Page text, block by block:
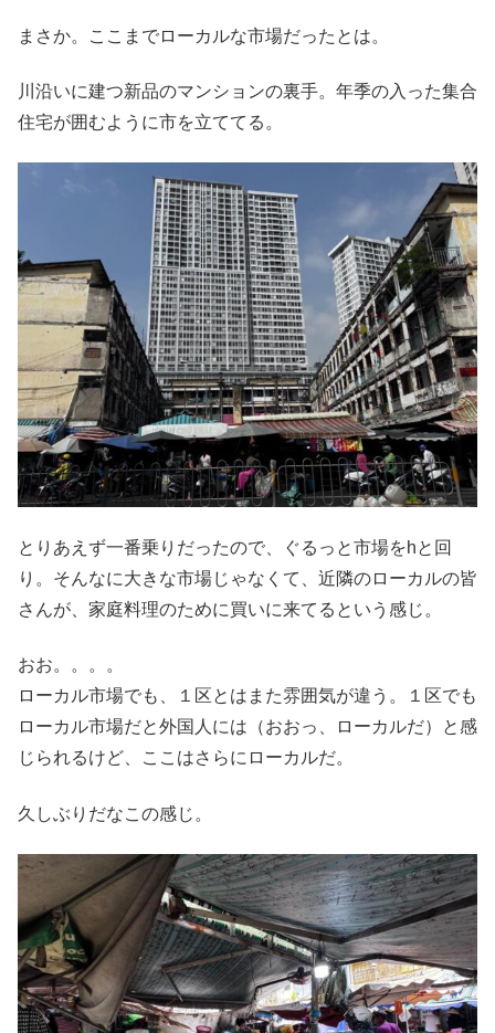
まさか。ここまでローカルな市場だったとは。
川沿いに建つ新品のマンションの裏手。年季の入った集合
住宅が囲むように市を立ててる。
とりあえず一番乗りだったので、ぐるっと市場をhと回
り。そんなに大きな市場じゃなくて、近隣のローカルの皆
さんが、家庭料理のために買いに来てるという感じ。
おお。。。。
ローカル市場でも、１区とはまた雰囲気が違う。１区でも
ローカル市場だと外国人には（おおっ、ローカルだ）と感
じられるけど、ここはさらにローカルだ。
久しぶりだなこの感じ。